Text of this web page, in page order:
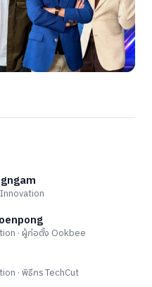
· ผู้ก่อตั้ง Ookbee
· พิธีกร TechCut